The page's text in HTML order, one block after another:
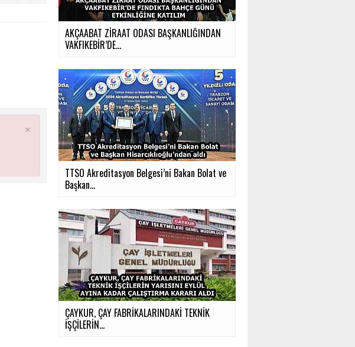
×
AKÇAABAT ZİRAAT ODASI BAŞKANLIĞINDAN
VAKFIKEBİR’DE...
TTSO Akreditasyon Belgesi’ni Bakan Bolat ve
Başkan...
ÇAYKUR, ÇAY FABRİKALARINDAKİ TEKNİK
İŞÇİLERİN...